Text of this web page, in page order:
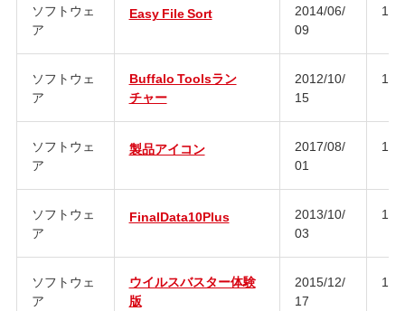
ソフトウェ
ア
Easy File Sort
2014/06/
09
ソフトウェ
ア
Buffalo Toolsラン
チャー
2012/10/
15
ソフトウェ
ア
製品アイコン
2017/08/
01
ソフトウェ
ア
FinalData10Plus
2013/10/
03
ソフトウェ
ア
ウイルスバスター体験
版
2015/12/
17
10